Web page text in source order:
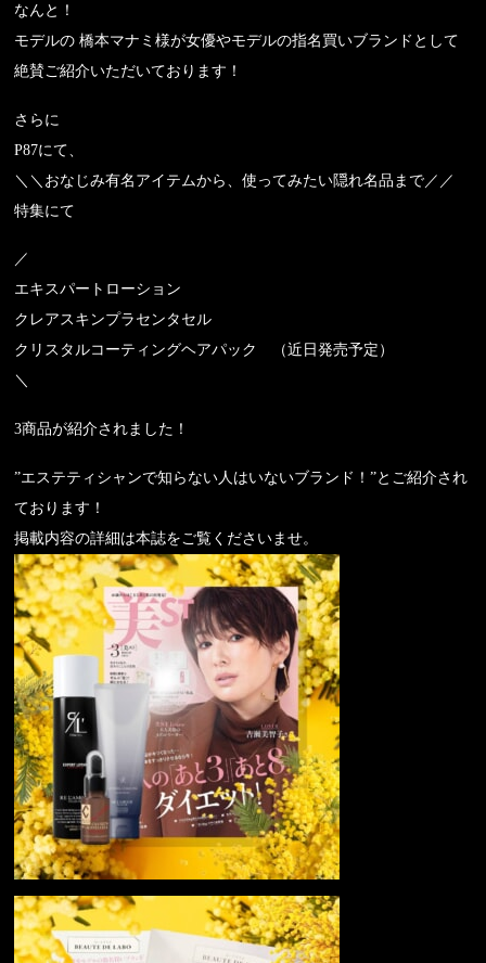
なんと！
モデルの 橋本マナミ様が女優やモデルの指名買いブランドとして
絶賛ご紹介いただいております！
さらに
P87にて、
＼＼おなじみ有名アイテムから、使ってみたい隠れ名品まで／／
特集にて
／
エキスパートローション
クレアスキンプラセンタセル
クリスタルコーティングヘアパック （近日発売予定）
＼
3商品が紹介されました！
”エステティシャンで知らない人はいないブランド！”とご紹介され
ております！
掲載内容の詳細は本誌をご覧くださいませ。